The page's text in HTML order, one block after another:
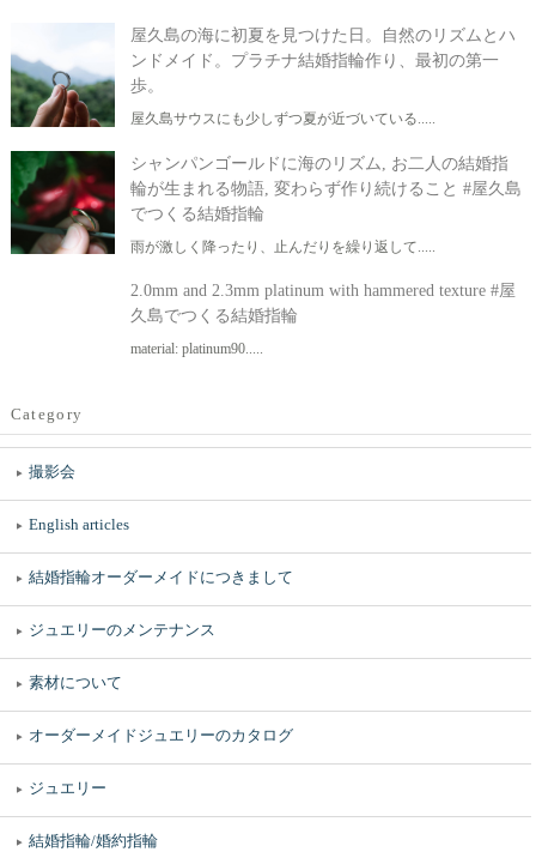
屋久島の海に初夏を見つけた日。自然のリズムとハ
ンドメイド。プラチナ結婚指輪作り、最初の第一
歩。
屋久島サウスにも少しずつ夏が近づいている.....
シャンパンゴールドに海のリズム, お二人の結婚指
輪が生まれる物語, 変わらず作り続けること #屋久島
でつくる結婚指輪
雨が激しく降ったり、止んだりを繰り返して.....
2.0mm and 2.3mm platinum with hammered texture #屋
久島でつくる結婚指輪
material: platinum90.....
Category
撮影会
English articles
結婚指輪オーダーメイドにつきまして
ジュエリーのメンテナンス
素材について
オーダーメイドジュエリーのカタログ
ジュエリー
結婚指輪/婚約指輪